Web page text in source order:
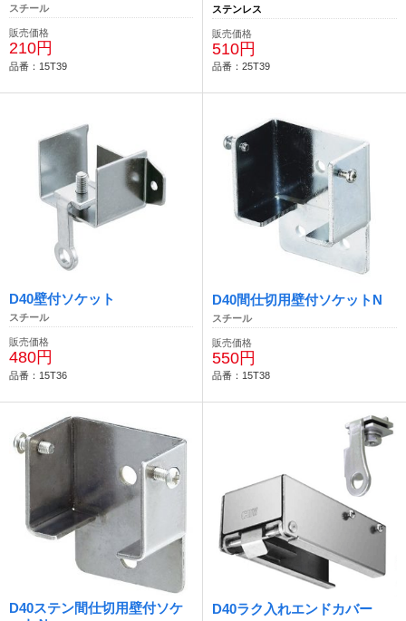
スチール
販売価格
210円
品番：15T39
ステンレス
販売価格
510円
品番：25T39
D40壁付ソケット
スチール
販売価格
480円
品番：15T36
D40間仕切用壁付ソケットN
スチール
販売価格
550円
品番：15T38
D40ステン間仕切用壁付ソケ
D40ラク入れエンドカバー